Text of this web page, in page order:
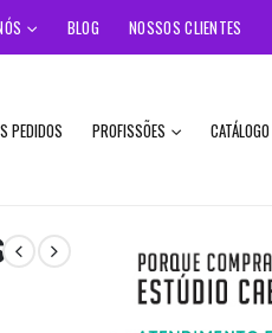
BLOG NOSSOS CLIENTES
PEDIDOS PROFISSÕES CATÁLOGO